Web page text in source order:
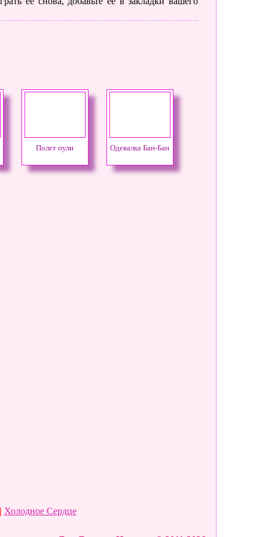
Полет пули Одевалка Бан-Бан
Холодное Сердце